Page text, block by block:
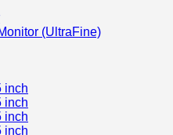
(UltraFine)
inch
inch
inch
inch